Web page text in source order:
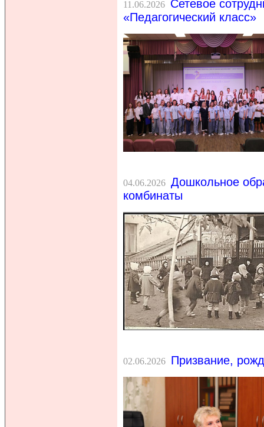
11.06.2026 Сетевое
«Педагогический класс»
04.06.2026 Дошкольное
комбинаты
02.06.2026 Призвание,